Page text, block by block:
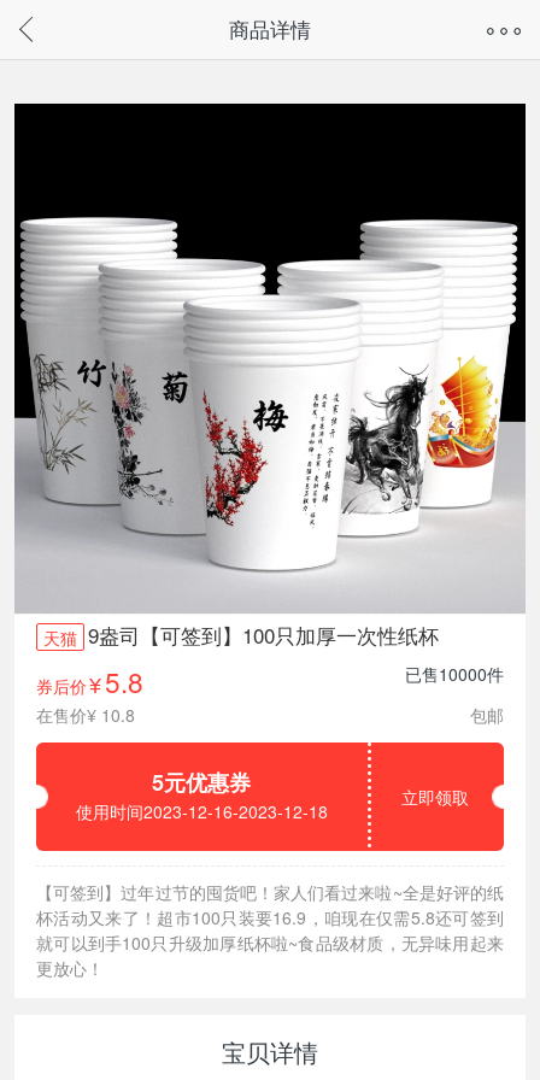
请通过微信或支付宝搜“奇兔客小程序”访问
商品详情
天猫 9盎司【可签到】100只加厚一次性纸杯
券后价¥ 5.8
已售10000件
在售价¥ 10.8
包邮
5元优惠券
使用时间2023-12-16-2023-12-18
立即领取
【可签到】过年过节的囤货吧！家人们看过来啦~全是好评的纸
杯活动又来了！超市100只装要16.9，咱现在仅需5.8还可签到
就可以到手100只升级加厚纸杯啦~食品级材质，无异味用起来
更放心！
宝贝详情